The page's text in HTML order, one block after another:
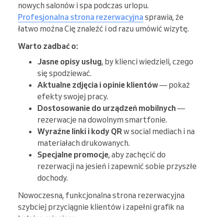
nowych salonów i spa podczas urlopu.
Profesjonalna strona rezerwacyjna sprawia, że
łatwo można Cię znaleźć i od razu umówić wizytę.
Warto zadbać o:
Jasne opisy usług, by klienci wiedzieli, czego
się spodziewać.
Aktualne zdjęcia i opinie klientów— pokaż
efekty swojej pracy.
Dostosowanie do urządzeń mobilnych—
rezerwacje na dowolnym smartfonie.
Wyraźne linki i kody QRw social mediach i na
materiałach drukowanych.
Specjalne promocje, aby zachęcić do
rezerwacji na jesień i zapewnić sobie przyszłe
dochody.
Nowoczesna, funkcjonalna strona rezerwacyjna
szybciej przyciągnie klientów i zapełni grafik na